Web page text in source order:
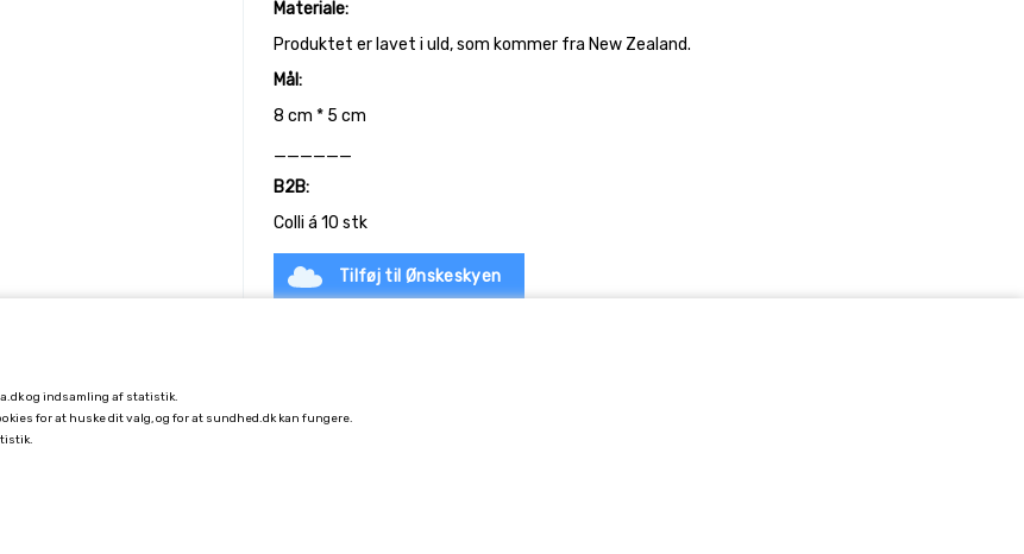
og indsamling af statistik.
for at huske dit valg, og for at sundhed.dk kan fungere.
Materiale:
Produktet er lavet i uld, som kommer fra New Zealand.
Mål:
8 cm * 5 cm
______
B2B:
Colli á 10 stk
Tilføj til Ønskeskyen